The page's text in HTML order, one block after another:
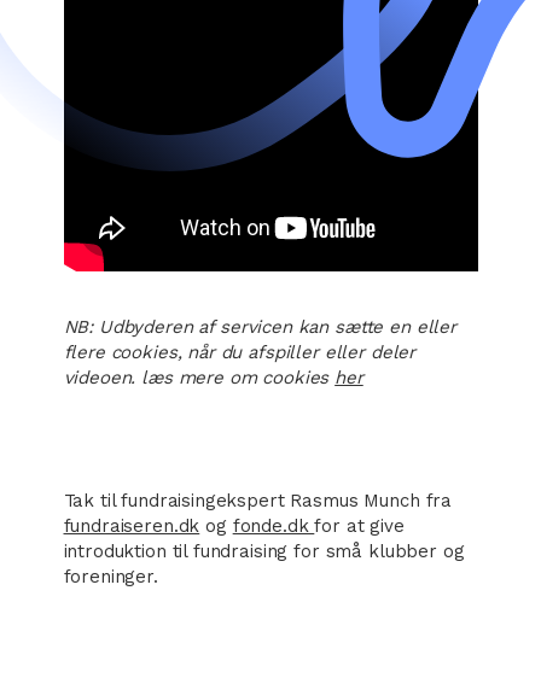
NB: Udbyderen af servicen kan sætte en eller
flere cookies, når du afspiller eller deler
videoen. læs mere om cookies her
Tak til fundraisingekspert Rasmus Munch fra
fundraiseren.dk og fonde.dkfor at give
introduktion til fundraising for små klubber og
foreninger.